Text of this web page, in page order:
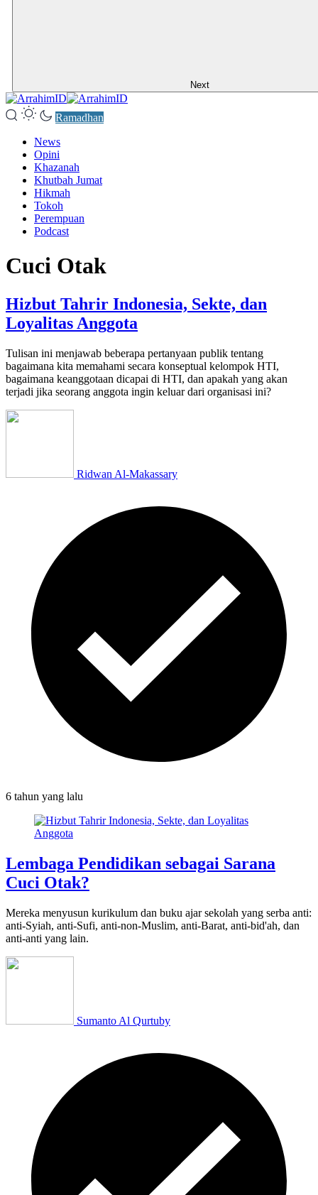
Next
Ramadhan
News
Opini
Khazanah
Khutbah Jumat
Hikmah
Tokoh
Perempuan
Podcast
Cuci Otak
Hizbut Tahrir Indonesia, Sekte, dan
Loyalitas Anggota
Tulisan ini menjawab beberapa pertanyaan publik tentang
bagaimana kita memahami secara konseptual kelompok HTI,
bagaimana keanggotaan dicapai di HTI, dan apakah yang akan
terjadi jika seorang anggota ingin keluar dari organisasi ini?
Ridwan Al-Makassary
6 tahun yang lalu
Lembaga Pendidikan sebagai Sarana
Cuci Otak?
Mereka menyusun kurikulum dan buku ajar sekolah yang serba anti:
anti-Syiah, anti-Sufi, anti-non-Muslim, anti-Barat, anti-bid'ah, dan
anti-anti yang lain.
Sumanto Al Qurtuby